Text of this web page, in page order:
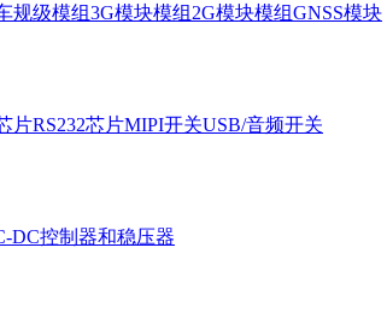
规级模组3G模块模组 2G模块模组GNSS模块
片RS232芯片MIPI开关USB/音频开关
DC控制器和稳压器